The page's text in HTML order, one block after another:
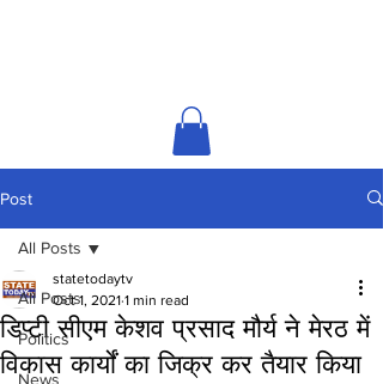
Post
All Posts
Politics
News
All Posts
डिप्टी सीएम केशव प्रसाद मौर्य ने मेरठ में
विकास कार्यों का जिक्र कर तैयार किया
statetodaytv
Oct 1, 2021 1 min read